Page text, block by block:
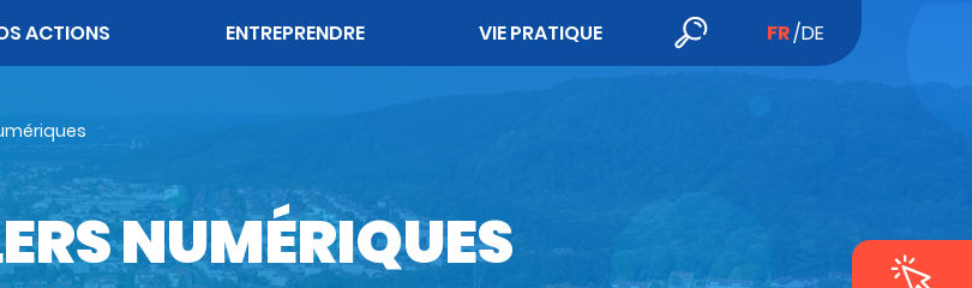
ACTIONS ENTREPRENDRE VIE PRATIQUE FR DE
OK
NUMÉRIQUES